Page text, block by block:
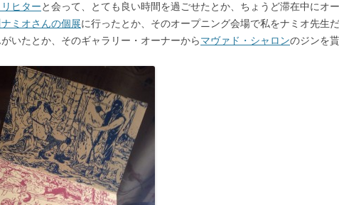
ヒターと会って、とても良い時間を過ごせたとか、ちょうど滞在中にオ
ミオさんの個展に行ったとか、そのオープニング会場で私をナミオ先生
いたとか、そのギャラリー・オーナーからマヴァド・シャロンのジンを